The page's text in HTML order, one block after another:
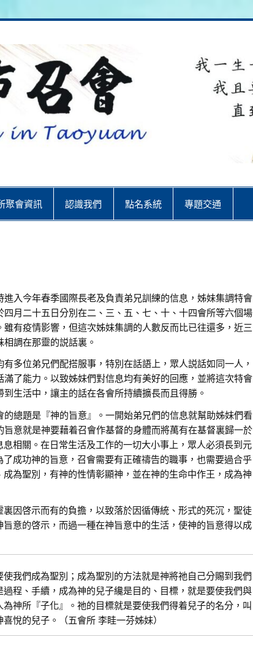
聚會資訊 認識我們 點名系統 專題交通
進入今年春季國際長老及負責弟兄訓練的信息，姊妹集調特會
四月二十五日分別在二、三、五、七、十、十四會所等六個場
雖有疫情影響，但這次姊妹集調的人數反而比已往還多，近三
相調在那靈的説話裏。
有多位弟兄們配搭服事，特別在話語上，眾人説話如同一人，
滿了能力。以致姊妹們對信息均有美好的回應，並將這次特會
到生活中，讓主的話在各會所持續擴長而且得勝。
的總題是『神的旨意』。一開始弟兄們的信息就幫助姊妹們看
旨意就是神要藉着召會作基督的身體而將萬有在基督裏歸一於
相關。在日常生活及工作的一切大小事上，眾人必須長到元
成功神的旨意，召會需要有正確禱告的職事，也需要過合乎
為聖別，有神的性情彰顯神，並在神的生命中作王，成為神
因啓示而有的負擔，以致落於因循傳統、形式的死沉，聖徒
意的啓示，而過一種在神旨意中的生活，使神的旨意得以成
我們成為聖別；成為聖別的方法就是神將祂自己分賜到我們
程、手續，成為神的兒子纔是目的、目標，就是要使我們與
神所『子化』。祂的目標就是要使我們得着兒子的名分，叫
悅的兒子。（五會所 李眭一芬姊妹）